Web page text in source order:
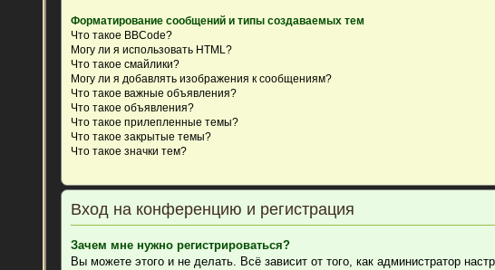
Форматирование сообщений и типы создаваемых тем
Что такое BBCode?
Могу ли я использовать HTML?
Что такое смайлики?
Могу ли я добавлять изображения к сообщениям?
Что такое важные объявления?
Что такое объявления?
Что такое прилепленные темы?
Что такое закрытые темы?
Что такое значки тем?
Вход на конференцию и регистрация
Зачем мне нужно регистрироваться?
Вы можете этого и не делать. Всё зависит от того, как администратор